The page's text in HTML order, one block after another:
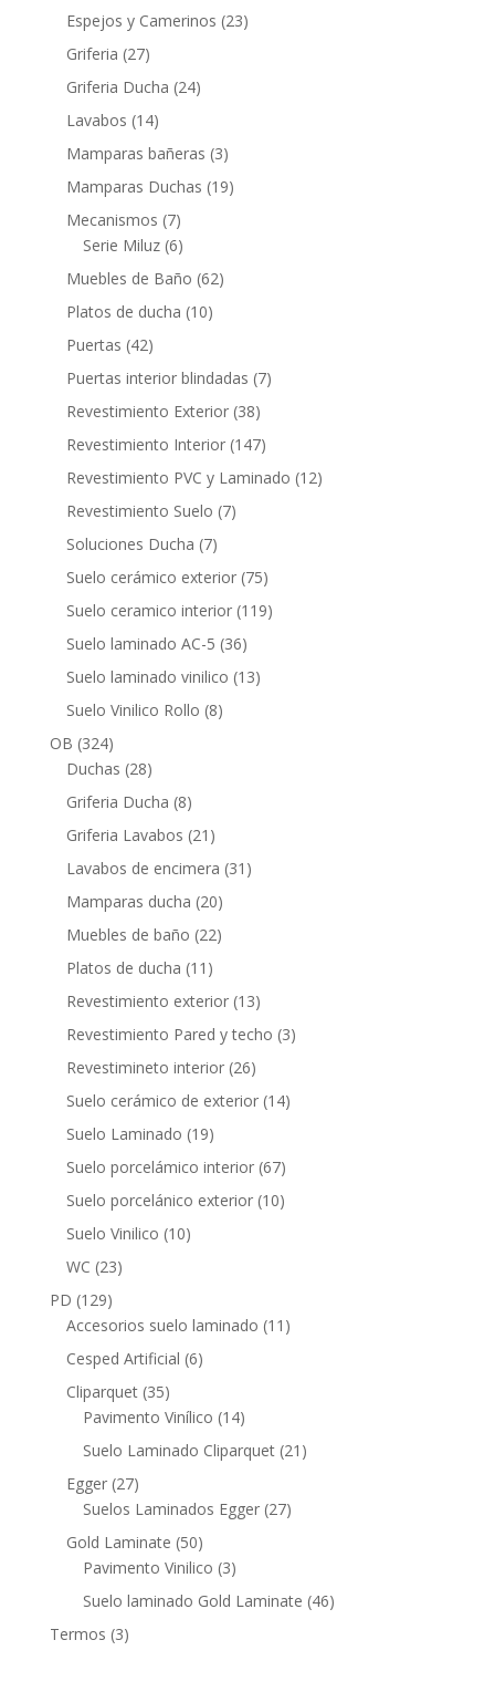
producto
Espejos y Camerinos 2323
Griferia 2727
productos
Griferia Ducha 2424
Lavabos 1414
productos
Mamparas bañeras 33
productos
Mamparas Duchas 1919
Mecanismos 77
productos
Serie Miluz 66
productos
Muebles de Baño 6262
Platos de ducha 1010
Puertas 4242
productos
Puertas interior blindadas 77
Revestimiento Exterior 3838
productos
Revestimiento Interior 147147
productos
Revestimiento PVC y Laminado 1212
Revestimiento Suelo 77
Soluciones Ducha 77
productos
Suelo cerámico exterior 7575
productos
Suelo ceramico interior 119119
Suelo laminado AC-5 3636
productos
Suelo laminado vinilico 1313
Suelo Vinilico Rollo 88
OB 324324
productos
Duchas 2828
productos
Griferia Ducha 88
productos
Griferia Lavabos 21 21
productos
Lavabos de encimera 31 31
Mamparas ducha 2020
productos
Muebles de baño 2222
Platos de ducha 11 11
productos
Revestimiento exterior 1313
productos
Revestimiento Pared y techo 33
Revestimineto interior 2626
productos
Suelo cerámico de exterior 1414
Suelo Laminado 1919
productos
Suelo porcelámico interior 6767
productos
Suelo porcelánico exterior 1010
Suelo Vinilico 1010
WC 2323
PD 129129
productos
Accesorios suelo laminado 11 11
Cesped Artificial 66
Cliparquet 3535
productos
Pavimento Vinílico 1414
productos
Suelo Laminado Cliparquet 21 21
Egger 2727
productos
Suelos Laminados Egger 2727
Gold Laminate 5050
productos
Pavimento Vinilico 33
productos
Suelo laminado Gold Laminate 4646
Termos 33